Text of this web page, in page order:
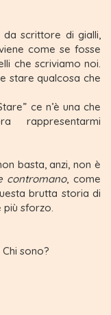
da scrittore di gialli,
come se fosse
che scriviamo noi.
stare qualcosa che
ce n’è una che
rappresentarmi
basta, anzi, non è
contromano, come
brutta storia di
più sforzo.
sono?